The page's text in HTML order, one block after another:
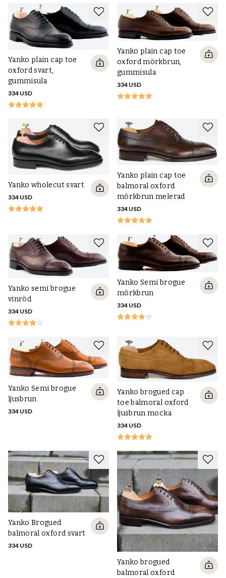
Yanko plain cap toe
oxford svart,
gummisula
334 USD
Yanko plain cap toe
oxford mörkbrun,
gummisula
334 USD
Yanko wholecut svart
334 USD
Yanko plain cap toe
balmoral oxford
mörkbrun melerad
334 USD
Yanko semi brogue
vinröd
334 USD
Yanko Semi brogue
mörkbrun
334 USD
Yanko Semi brogue
ljusbrun
334 USD
Yanko brogued cap
toe balmoral oxford
ljusbrun mocka
334 USD
Yanko Brogued
balmoral oxford svart
334 USD
Yanko brogued
balmoral oxford